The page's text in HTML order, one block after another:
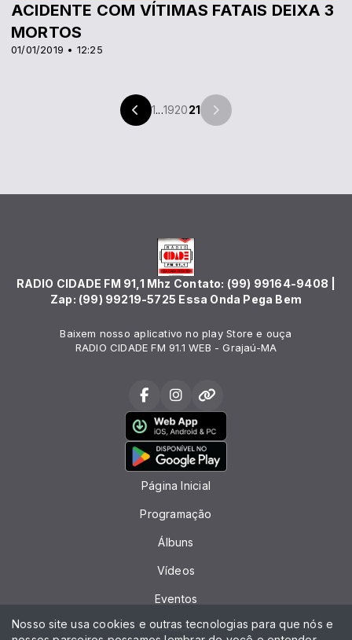
01/01/2019 • 12:25
ACIDENTE COM VÍTIMAS FATAIS DEIXA 3
MORTOS
1...192021
RADIO CIDADE FM 91,1 Mhz Contato: (99) 99164-9408 |
Zap: (99) 99219-5725 Essa Onda Pega Bem
Baixem nosso aplicativo no play Store e ouça
RADIO CIDADE FM 91.1 WEB - Grajaú-MA
Página Inicial
Programação
Álbuns
Vídeos
Eventos
Recados
Nosso site usa cookies e outras tecnologias para que nós e